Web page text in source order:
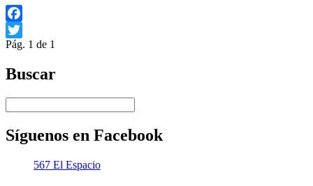
Facebook
Twitter
Pág. 1 de 1
Buscar
Síguenos en Facebook
567 El Espacio